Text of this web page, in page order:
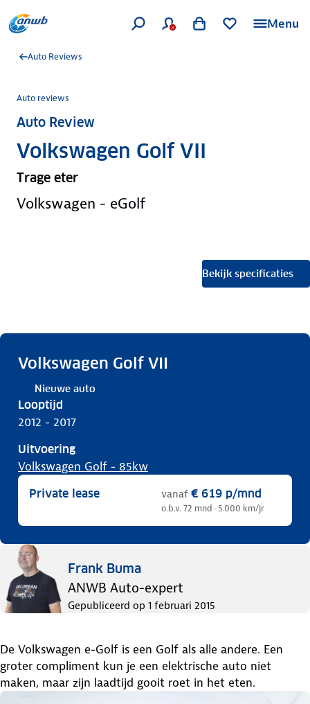
Menu
Auto Reviews
Auto reviews
Auto Review
Volkswagen Golf VII
Trage eter
Volkswagen - eGolf
Bekijk specificaties
Volkswagen Golf VII
Nieuwe auto
Looptijd
2012 - 2017
Uitvoering
Volkswagen Golf - 85kw
Private lease vanaf € 619 p/mnd
o.b.v. 72 mnd · 5.000 km/jr
Frank Buma
ANWB Auto-expert
Gepubliceerd op 1 februari 2015
De Volkswagen e-Golf is een Golf als alle andere. Een
groter compliment kun je een elektrische auto niet
maken, maar zijn laadtijd gooit roet in het eten.